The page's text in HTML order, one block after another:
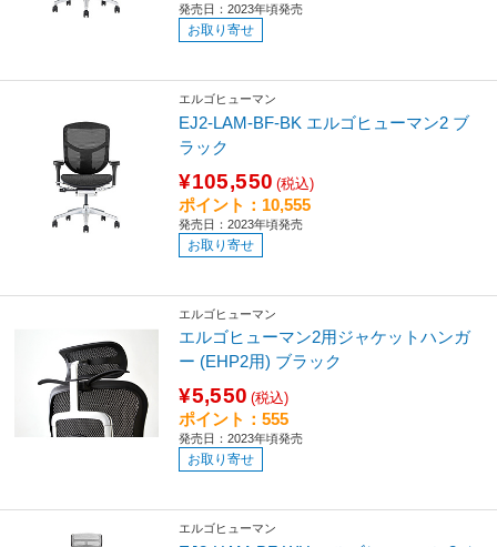
発売日：2023年頃発売
お取り寄せ
エルゴヒューマン
EJ2-LAM-BF-BK エルゴヒューマン2 ブ
ラック
¥105,550 (税込)
ポイント：10,555
発売日：2023年頃発売
お取り寄せ
エルゴヒューマン
エルゴヒューマン2用ジャケットハンガ
ー (EHP2用) ブラック
¥5,550 (税込)
ポイント：555
発売日：2023年頃発売
お取り寄せ
エルゴヒューマン